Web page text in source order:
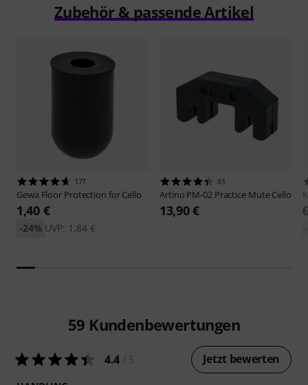
Zubehör & passende Artikel
177
Gewa Floor Protection for Cello
1,40 €
UVP: 1,84 €
-24%
81
Artino PM-02 Practice Mute Cello
13,90 €
59 Kundenbewertungen
4.4 Jetzt bewerten